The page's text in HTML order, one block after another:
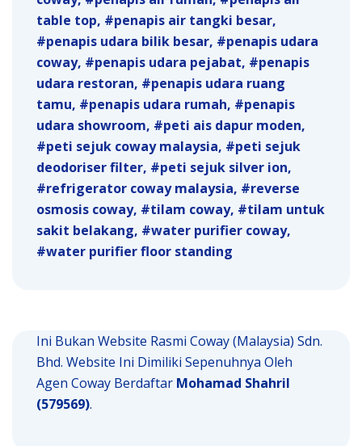
table top
penapis air tangki besar
penapis udara bilik besar
penapis udara
coway
penapis udara pejabat
penapis
udara restoran
penapis udara ruang
tamu
penapis udara rumah
penapis
udara showroom
peti ais dapur moden
peti sejuk coway malaysia
peti sejuk
deodoriser filter
peti sejuk silver ion
refrigerator coway malaysia
reverse
osmosis coway
tilam coway
tilam untuk
sakit belakang
water purifier coway
water purifier floor standing
Ini Bukan Website Rasmi Coway (Malaysia) Sdn.
Bhd. Website Ini Dimiliki Sepenuhnya Oleh
Agen Coway Berdaftar Mohamad Shahril
(579569).